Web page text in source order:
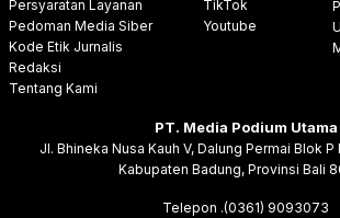
Persyaratan Layanan
Pedoman Media Siber
Kode Etik Jurnalis
Redaksi
Tentang Kami
TikTok
Youtube
PT. Media Podium Utama
Jl. Bhineka Nusa Kauh V, Dalung Permai Blok P
Kabupaten Badung, Provinsi Bali
Telepon .(0361) 9093073